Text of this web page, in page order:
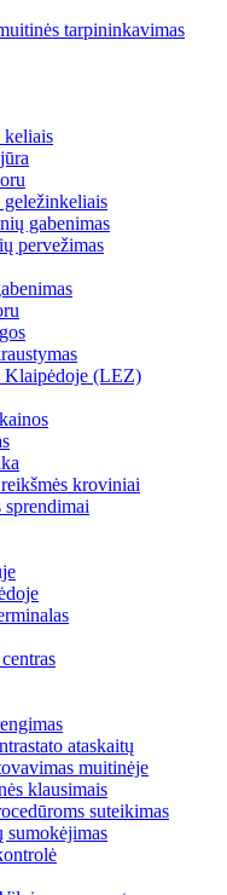
keliais
gabenimas
pervežimas
Klaipėdoje (LEZ)
kroviniai
ataskaitų
muitinėje
klausimais
suteikimas